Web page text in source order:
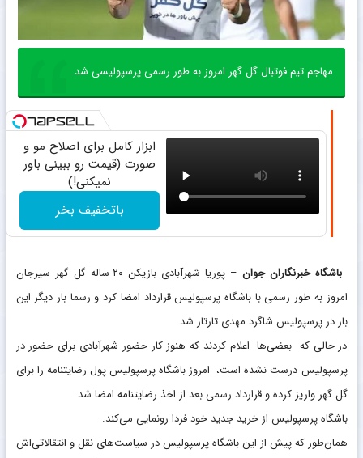
مهاجم تیم فوتبال گل گهر امروز به طور رسمی پرسپولیسی شد.
ابزار کامل برای اصلاح مو و
صورت (قیمت رو ببینی باور
نمیکنی!)
باتخفیف بخر
باشگاه خبرنگاران جوان
– پوریا شهرآبادی بازیکن ۲۰ ساله گل گهر سیرجان
امروز به طور رسمی با باشگاه پرسپولیس قرارداد امضا کرد و رسما بار دیگر این
بار در پرسپولیس شاگرد مهدی تارتار شد.
در حالی که بعضی‌ها اعلام کردند که هنوز کار حضور شهرآبادی برای حضور در
پرسپولیس درست نشده است، امروز باشگاه پرسپولیس پول رضایتنامه را برای
گل گهر واریز کرده و قرارداد رسمی بعد از اخذ رضایتنامه امضا شد.
باشگاه پرسپولیس از خرید جدید خود فردا رونمایی می‌کند.
همان‌طور که پیش از این باشگاه پرسپولیس در سیاست‌های نقل و انتقالاتی‌اش